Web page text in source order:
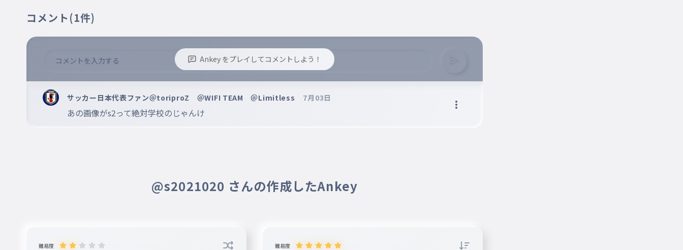
戸郷翔征
とごうしょうせい
019 森下翔太
020 浅野翔吾
あさのしょうご
コメント (1件)
Ankey をプレイしてコメントしよう！
※コメントするには、ログインが必要です。
サッカー日本代表ファン＠toriproZ ＠WIFI TEAM ＠Limitless 7月03日
@s2021020 さんの作成したAnkey
難易度 難易度